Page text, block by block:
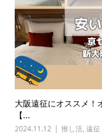
大阪遠征にオススメ！
【...
2024.11.12 推し活, 遠征